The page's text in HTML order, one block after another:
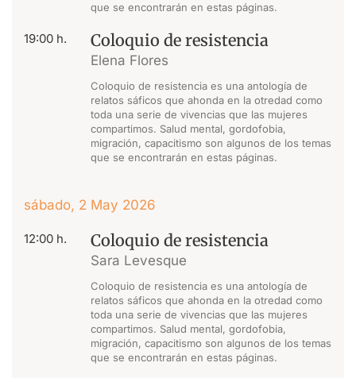
que se encontrarán en estas páginas.
19:00 h. Coloquio de resistencia
Elena Flores
Coloquio de resistencia es una antología de
relatos sáficos que ahonda en la otredad como
toda una serie de vivencias que las mujeres
compartimos. Salud mental, gordofobia,
migración, capacitismo son algunos de los temas
que se encontrarán en estas páginas.
sábado, 2 May 2026
12:00 h. Coloquio de resistencia
Sara Levesque
Coloquio de resistencia es una antología de
relatos sáficos que ahonda en la otredad como
toda una serie de vivencias que las mujeres
compartimos. Salud mental, gordofobia,
migración, capacitismo son algunos de los temas
que se encontrarán en estas páginas.